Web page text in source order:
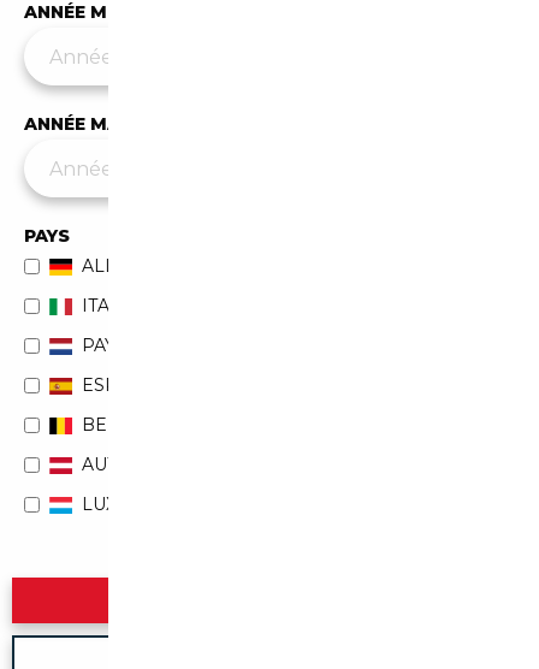
ANNÉE MIN
ANNÉE MAX
PAYS
ALLEMAGNE
ITALIE
PAYS-BAS
ESPAGNE
BELGIQUE
AUTRICHE
LUXEMBOURG